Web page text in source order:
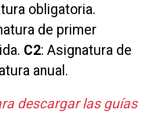
obligatoria.
de primer
. C2: Asignatura de
anual .
descargar las guías